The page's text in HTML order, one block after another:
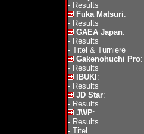
- Results
Fuka Matsuri:
- Results
GAEA Japan:
- Results
- Titel & Turniere
Gakenohuchi Pro:
- Results
IBUKI :
- Results
JD Star:
- Results
JWP:
- Results
- Titel